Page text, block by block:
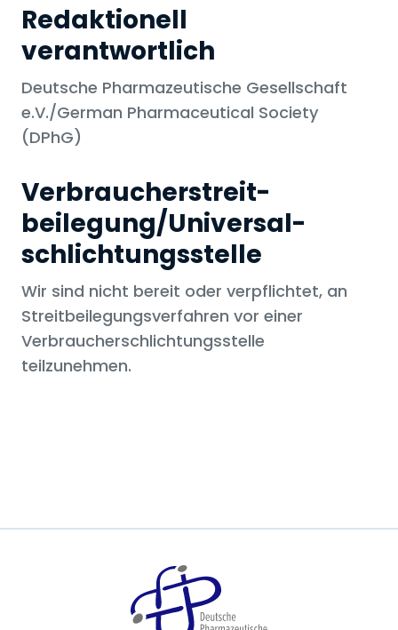
Redaktionell
verantwortlich
Deutsche Pharmazeutische Gesellschaft
e.V./German Pharmaceutical Society
(DPhG)
Verbraucher­streit­
beilegung/Universal­
schlichtungs­stelle
Wir sind nicht bereit oder verpflichtet, an
Streitbeilegungsverfahren vor einer
Verbraucherschlichtungsstelle
teilzunehmen.